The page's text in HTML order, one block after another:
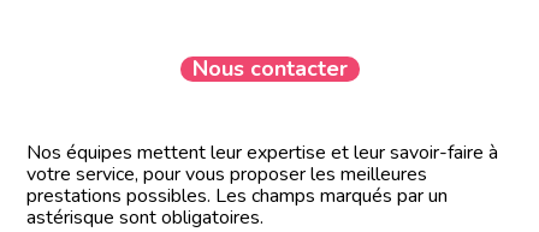
Nous contacter
Nos équipes mettent leur expertise et leur savoir-faire à
votre service, pour vous proposer les meilleures
prestations possibles. Les champs marqués par un
astérisque sont obligatoires.